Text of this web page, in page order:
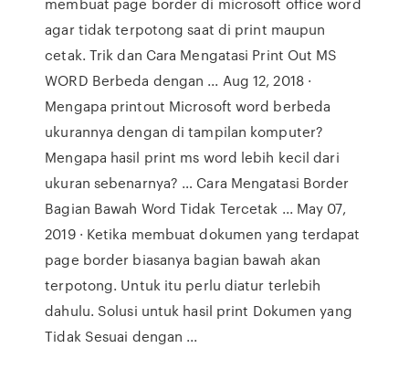
agar tidak terpotong saat di print maupun
cetak. Trik dan Cara Mengatasi Print Out MS
WORD Berbeda dengan ... Aug 12, 2018 ·
Mengapa printout Microsoft word berbeda
ukurannya dengan di tampilan komputer?
Mengapa hasil print ms word lebih kecil dari
ukuran sebenarnya? … Cara Mengatasi Border
Bagian Bawah Word Tidak Tercetak ... May 07,
2019 · Ketika membuat dokumen yang terdapat
page border biasanya bagian bawah akan
terpotong. Untuk itu perlu diatur terlebih
dahulu. Solusi untuk hasil print Dokumen yang
Tidak Sesuai dengan ...